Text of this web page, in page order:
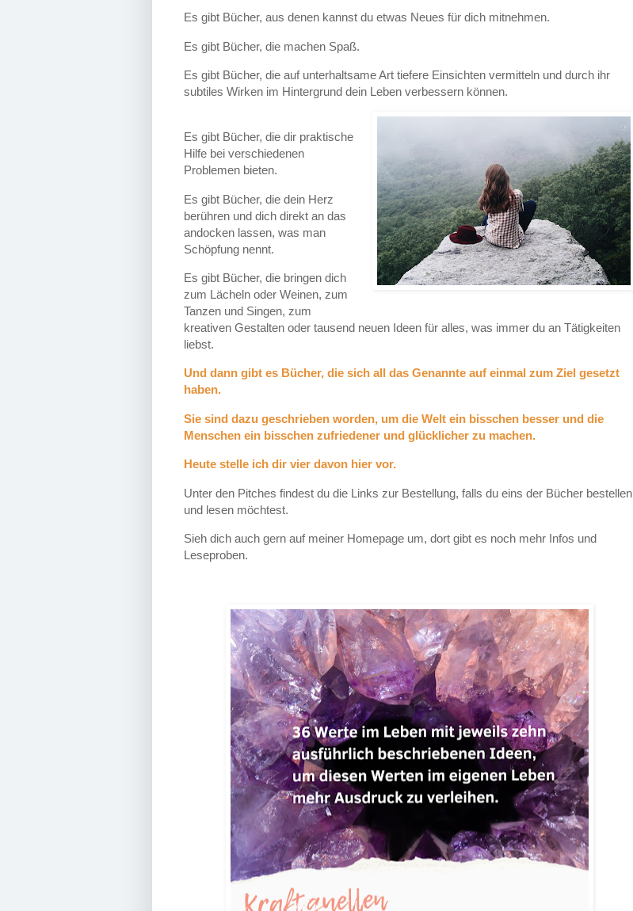
Es gibt Bücher, aus denen kannst du etwas Neues für dich mitnehmen.
Es gibt Bücher, die machen Spaß.
Es gibt Bücher, die auf unterhaltsame Art tiefere Einsichten vermitteln und durch ihr
subtiles Wirken im Hintergrund dein Leben verbessern können.
Es gibt Bücher, die dir praktische
Hilfe bei verschiedenen
Problemen bieten.
Es gibt Bücher, die dein Herz
berühren und dich direkt an das
andocken lassen, was man
Schöpfung nennt.
Es gibt Bücher, die bringen dich
zum Lächeln oder Weinen, zum
Tanzen und Singen, zum
kreativen Gestalten oder tausend neuen Ideen für alles, was immer du an Tätigkeiten
liebst.
Und dann gibt es Bücher, die sich all das Genannte auf einmal zum Ziel gesetzt
haben.
Sie sind dazu geschrieben worden, um die Welt ein bisschen besser und die
Menschen ein bisschen zufriedener und glücklicher zu machen.
Heute stelle ich dir vier davon hier vor.
Unter den Pitches findest du die Links zur Bestellung, falls du eins der Bücher bestellen
und lesen möchtest.
Sieh dich auch gern auf meiner Homepage um, dort gibt es noch mehr Infos und
Leseproben.